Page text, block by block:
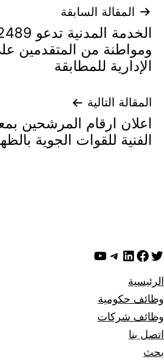
تصفّح
المقالات
المقالة السابقة
ومواطنة من المتقدمين
الإدارية للمطابقة
المقالة التالية
اعلان ارقام المرشحين
الفنية للقوات الجوية
تويترفيسبوك
لينكد إن تيليجرام
يوتيوب
الرئيسية
وظائف حكومية
وظائف شركات
اتصل بنا
بحث